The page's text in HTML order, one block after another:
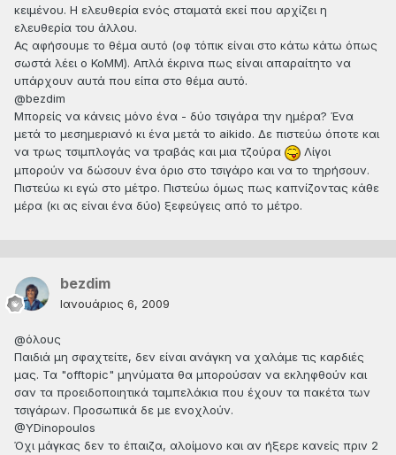
κειμένου. Η ελευθερία ενός σταματά εκεί που αρχίζει η
ελευθερία του άλλου.
Ας αφήσουμε το θέμα αυτό (οφ τόπικ είναι στο κάτω κάτω όπως
σωστά λέει ο ΚοΜΜ). Απλά έκρινα πως είναι απαραίτητο να
υπάρχουν αυτά που είπα στο θέμα αυτό.
@bezdim
Μπορείς να κάνεις μόνο ένα - δύο τσιγάρα την ημέρα? Ένα
μετά το μεσημεριανό κι ένα μετά το aikido. Δε πιστεύω όποτε και
να τρως τσιμπλογάς να τραβάς και μια τζούρα
Λίγοι
μπορούν να δώσουν ένα όριο στο τσιγάρο και να το τηρήσουν.
Πιστεύω κι εγώ στο μέτρο. Πιστεύω όμως πως καπνίζοντας κάθε
μέρα (κι ας είναι ένα δύο) ξεφεύγεις από το μέτρο.
bezdim
Ιανουάριος 6, 2009
@όλους
Παιδιά μη σφαχτείτε, δεν είναι ανάγκη να χαλάμε τις καρδιές
μας. Τα "offtopic" μηνύματα θα μπορούσαν να εκληφθούν και
σαν τα προειδοποιητικά ταμπελάκια που έχουν τα πακέτα των
τσιγάρων. Προσωπικά δε με ενοχλούν.
@YDinopoulos
Όχι μάγκας δεν το έπαιζα, αλοίμονο και αν ήξερε κανείς πριν 2